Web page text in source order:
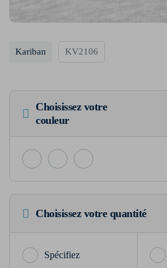
Kariban KV2106
Choisissez votre
couleur
Choisissez votre quantité